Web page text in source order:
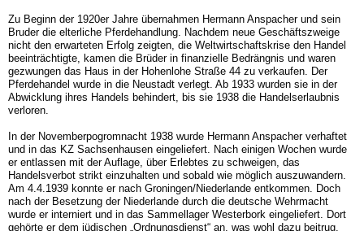
Zu Beginn der 1920er Jahre übernahmen Hermann Anspacher und sein
Bruder die elterliche Pferdehandlung. Nachdem neue Geschäftszweige
nicht den erwarteten Erfolg zeigten, die Weltwirtschaftskrise den Handel
beeinträchtigte, kamen die Brüder in finanzielle Bedrängnis und waren
gezwungen das Haus in der Hohenlohe Straße 44 zu verkaufen. Der
Pferdehandel wurde in die Neustadt verlegt. Ab 1933 wurden sie in der
Abwicklung ihres Handels behindert, bis sie 1938 die Handelserlaubnis
verloren.
In der Novemberpogromnacht 1938 wurde Hermann Anspacher verhaftet
und in das KZ Sachsenhausen eingeliefert. Nach einigen Wochen wurde
er entlassen mit der Auflage, über Erlebtes zu schweigen, das
Handelsverbot strikt einzuhalten und sobald wie möglich auszuwandern.
Am 4.4.1939 konnte er nach Groningen/Niederlande entkommen. Doch
nach der Besetzung der Niederlande durch die deutsche Wehrmacht
wurde er interniert und in das Sammellager Westerbork eingeliefert. Dort
gehörte er dem jüdischen „Ordnungsdienst“ an, was wohl dazu beitrug,